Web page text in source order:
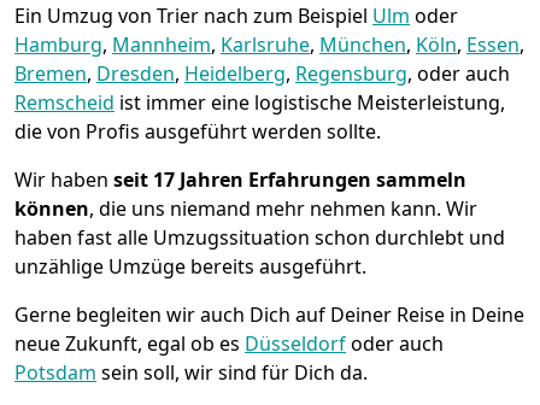
Ein Umzug von Trier nach zum Beispiel Ulm oder
Hamburg, Mannheim, Karlsruhe, München, Köln, Essen,
Bremen, Dresden, Heidelberg, Regensburg, oder auch
Remscheid ist immer eine logistische Meisterleistung,
die von Profis ausgeführt werden sollte.
Wir haben seit 17 Jahren Erfahrungen sammeln
können, die uns niemand mehr nehmen kann. Wir
haben fast alle Umzugssituation schon durchlebt und
unzählige Umzüge bereits ausgeführt.
Gerne begleiten wir auch Dich auf Deiner Reise in Deine
neue Zukunft, egal ob es Düsseldorfoder auch
Potsdam sein soll, wir sind für Dich da.